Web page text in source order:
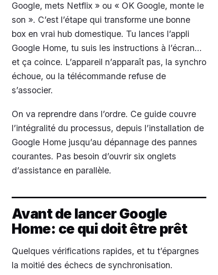
Google, mets Netflix » ou « OK Google, monte le
son ». C’est l’étape qui transforme une bonne
box en vrai hub domestique. Tu lances l’appli
Google Home, tu suis les instructions à l’écran…
et ça coince. L’appareil n’apparaît pas, la synchro
échoue, ou la télécommande refuse de
s’associer.
On va reprendre dans l’ordre. Ce guide couvre
l’intégralité du processus, depuis l’installation de
Google Home jusqu’au dépannage des pannes
courantes. Pas besoin d’ouvrir six onglets
d’assistance en parallèle.
Avant de lancer Google
Home: ce qui doit être prêt
Quelques vérifications rapides, et tu t’épargnes
la moitié des échecs de synchronisation.